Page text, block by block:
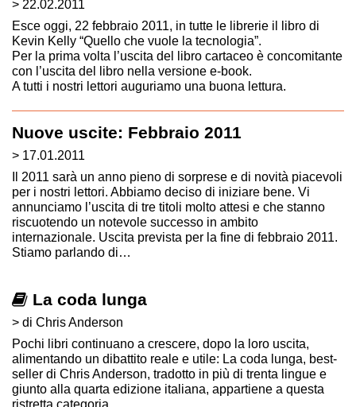
> 22.02.2011
Esce oggi, 22 febbraio 2011, in tutte le librerie il libro di
Kevin Kelly “Quello che vuole la tecnologia”.
Per la prima volta l’uscita del libro cartaceo è concomitante
con l’uscita del libro nella versione e-book.
A tutti i nostri lettori auguriamo una buona lettura.
Nuove uscite: Febbraio 2011
> 17.01.2011
Il 2011 sarà un anno pieno di sorprese e di novità piacevoli
per i nostri lettori. Abbiamo deciso di iniziare bene. Vi
annunciamo l’uscita di tre titoli molto attesi e che stanno
riscuotendo un notevole successo in ambito
internazionale. Uscita prevista per la fine di febbraio 2011.
Stiamo parlando di…
La coda lunga
> di Chris Anderson
Pochi libri continuano a crescere, dopo la loro uscita,
alimentando un dibattito reale e utile: La coda lunga, best-
seller di Chris Anderson, tradotto in più di trenta lingue e
giunto alla quarta edizione italiana, appartiene a questa
ristretta categoria.